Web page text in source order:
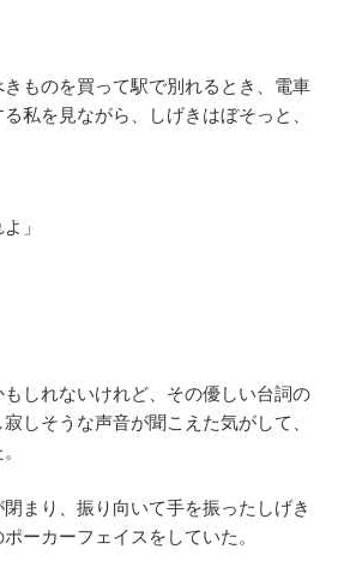
ものを買って駅で別れるとき、電車
私を見ながら、しげきはぼそっと、
」
しれないけれど、その優しい台詞の
しそうな声音が聞こえた気がして、
まり、振り向いて手を振ったしげき
ーカーフェイスをしていた。